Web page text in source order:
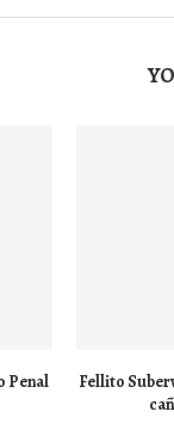
Penal
Fellito